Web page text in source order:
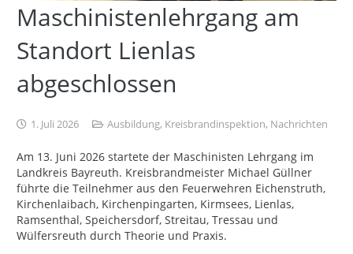
Maschinistenlehrgang am
Standort Lienlas
abgeschlossen
1. Juli 2026 Ausbildung, Kreisbrandinspektion, Nachrichten
Am 13. Juni 2026 startete der Maschinisten Lehrgang im
Landkreis Bayreuth. Kreisbrandmeister Michael Güllner
führte die Teilnehmer aus den Feuerwehren Eichenstruth,
Kirchenlaibach, Kirchenpingarten, Kirmsees, Lienlas,
Ramsenthal, Speichersdorf, Streitau, Tressau und
Wülfersreuth durch Theorie und Praxis.